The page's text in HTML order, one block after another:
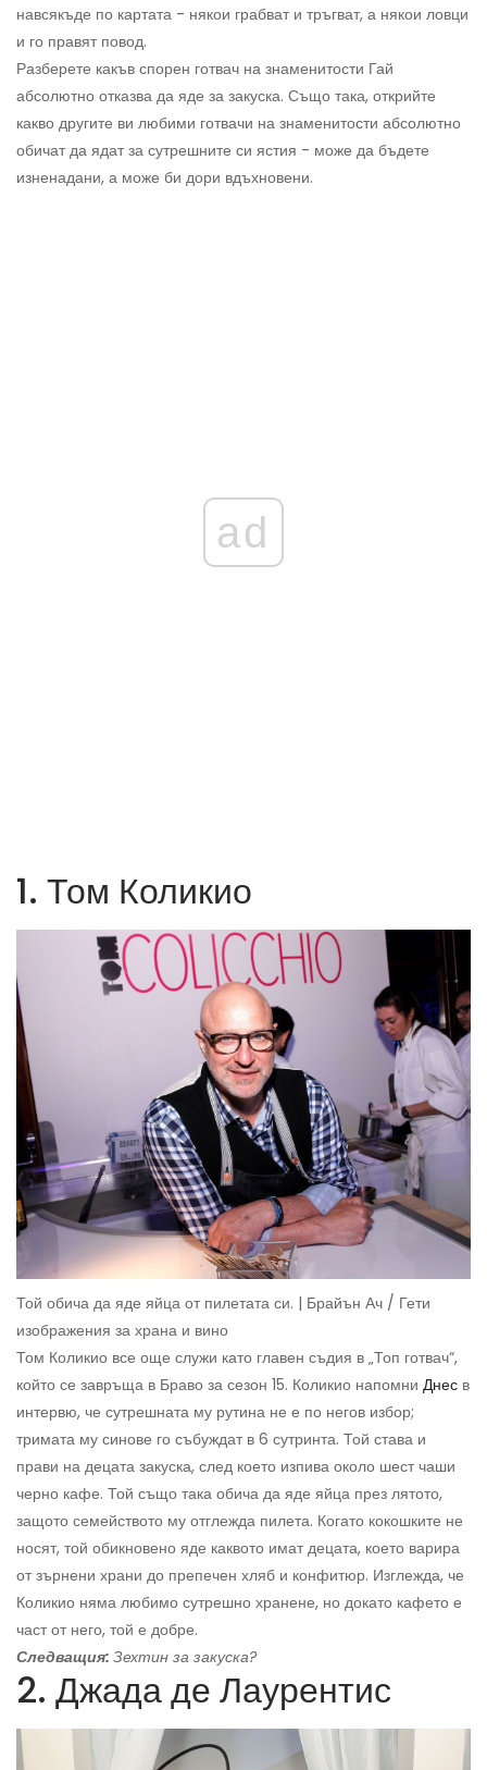
навсякъде по картата - някои грабват и тръгват, а някои ловци
и го правят повод.
Разберете какъв спорен готвач на знаменитости Гай
абсолютно отказва да яде за закуска. Също така, открийте
какво другите ви любими готвачи на знаменитости абсолютно
обичат да ядат за сутрешните си ястия - може да бъдете
изненадани, а може би дори вдъхновени.
ad
1. Том Коликио
Той обича да яде яйца от пилетата си. | Брайън Ач / Гети
изображения за храна и вино
Том Коликио все още служи като главен съдия в „Топ готвач“,
който се завръща в Браво за сезон 15. Коликио напомни Днес в
интервю, че сутрешната му рутина не е по негов избор;
тримата му синове го събуждат в 6 сутринта. Той става и
прави на децата закуска, след което изпива около шест чаши
черно кафе. Той също така обича да яде яйца през лятото,
защото семейството му отглежда пилета. Когато кокошките не
носят, той обикновено яде каквото имат децата, което варира
от зърнени храни до препечен хляб и конфитюр. Изглежда, че
Коликио няма любимо сутрешно хранене, но докато кафето е
част от него, той е добре.
Следващия: Зехтин за закуска?
2. Джада де Лаурентис